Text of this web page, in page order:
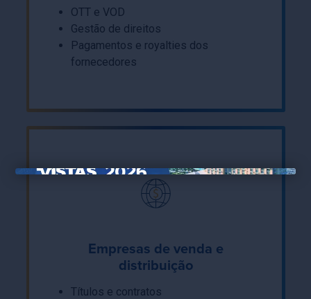
OTT e VOD
Gestão de direitos
Pagamentos e royalties dos
fornecedores
Empresas de venda e
distribuição
Títulos e contratos